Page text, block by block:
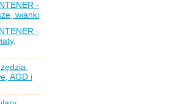
-
wianki
-
AGD i